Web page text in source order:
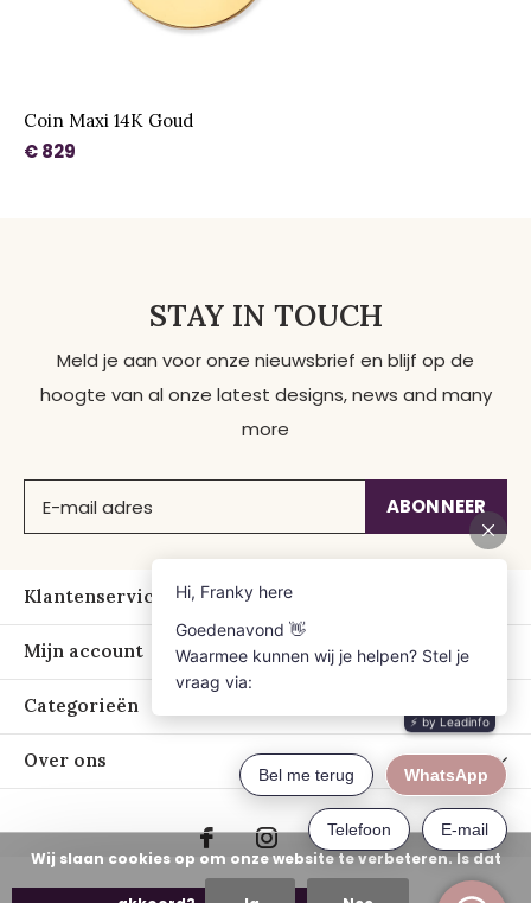
Coin Maxi 14K Goud
€ 829
STAY IN TOUCH
Meld je aan voor onze nieuwsbrief en blijf op de
hoogte van al onze latest designs, news and many
more
ABONNEER
Klantenservice
Mijn account
Categorieën
Over ons
Wij slaan cookies op om onze website te verbeteren. Is dat